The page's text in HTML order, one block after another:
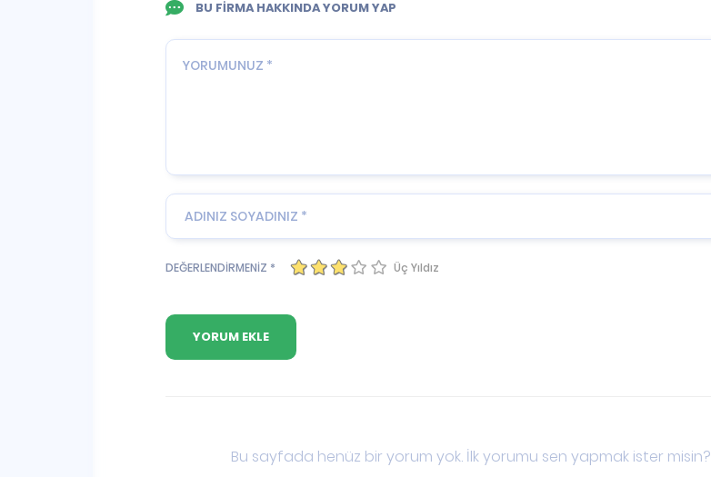
BU FİRMA HAKKINDA YORUM YAP
DEĞERLENDİRMENİZ * Üç Yıldız
Bu sayfada henüz bir yorum yok. İlk yorumu sen yapmak ister misin?